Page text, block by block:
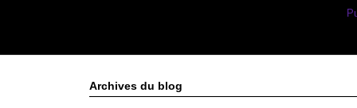
Archives du blog